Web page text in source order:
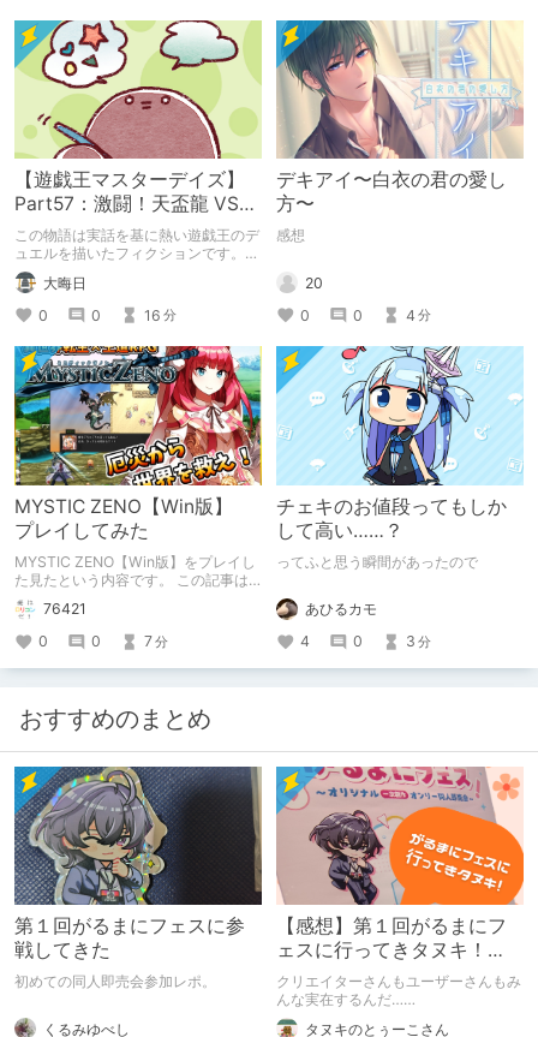
【遊戯王マスターデイズ】
Part57：激闘！天盃龍 VS
千年D【架空デュエル】
この物語は実話を基に熱い遊戯王のデ
ュエルを描いたフィクションです。
（自分用メモ：2025-05-14）
大晦日
0
0 16 分
デキアイ〜白衣の君の愛し
方〜
感想
20
0
0 4 分
MYSTIC ZENO【Win版】
プレイしてみた
MYSTIC ZENO【Win版】をプレイし
た見たという内容です。 この記事は
通常のクリエイターズ記事です。
76421
0
0 7分
チェキのお値段ってもしか
して高い……？
ってふと思う瞬間があったので
あひるカモ
4
0 3 分
おすすめのまとめ
第１回がるまにフェスに参
戦してきた
初めての同人即売会参加レポ。
くるみゆべし
【感想】第１回がるまにフ
ェスに行ってきタヌキ！
【レポ】
クリエイターさんもユーザーさんもみ
んな実在するんだ……
タヌキのとぅーこさん